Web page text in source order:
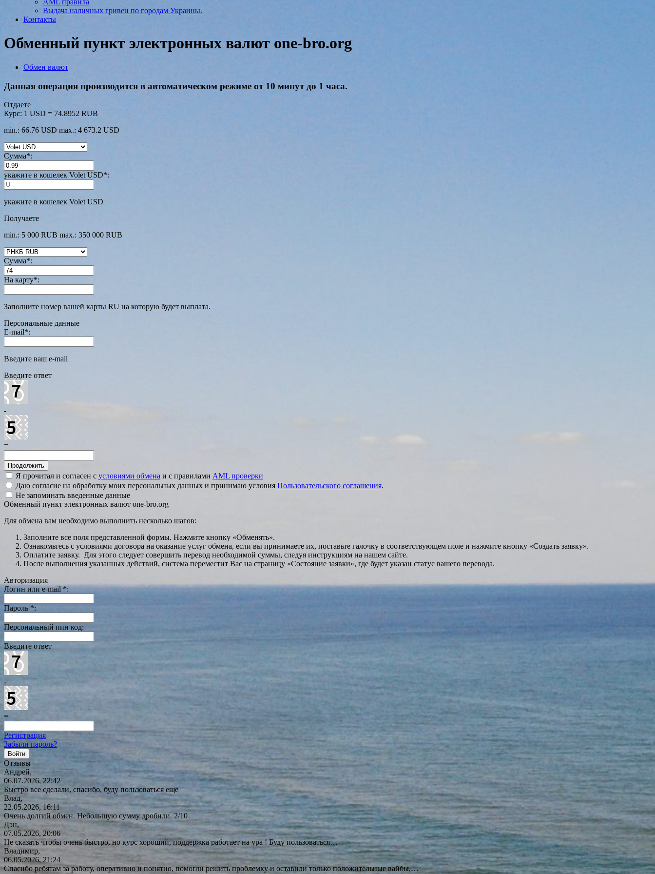
AML правила
Выдача наличных гривен по городам Украины.
Контакты
Обменный пункт электронных валют one-bro.org
Обмен валют
Данная операция производится в автоматическом режиме от 10 минут до 1 часа.
Отдаете
Курс: 1 USD = 74.8952 RUB
min.: 66.76 USD max.: 4 673.2 USD
Сумма*:
укажите в кошелек Volet USD*:
укажите в кошелек Volet USD
Получаете
min.: 5 000 RUB max.: 350 000 RUB
Сумма*:
На карту*:
Заполните номер вашей карты RU на которую будет выплата.
Персональные данные
E-mail*:
Введите ваш e-mail
Введите ответ
-
=
Я прочитал и согласен с условиями обмена и с правилами AML проверки
Даю согласие на обработку моих персональных данных и принимаю условия Пользовательского соглашения.
Не запоминать введенные данные
Обменный пункт электронных валют one-bro.org
Для обмена вам необходимо выполнить несколько шагов:
Заполните все поля представленной формы. Нажмите кнопку «Обменять».
Ознакомьтесь с условиями договора на оказание услуг обмена, если вы принимаете их, поставьте галочку в соответствующем поле и нажмите кнопку «Создать заявку».
Оплатите заявку. Для этого следует совершить перевод необходимой суммы, следуя инструкциям на нашем сайте.
После выполнения указанных действий, система переместит Вас на страницу «Состояние заявки», где будет указан статус вашего перевода.
Авторизация
Логин или e-mail*:
Пароль *:
Персональный пин код:
Введите ответ
-
=
Регистрация
Забыли пароль?
Отзывы
Андрей,
06.07.2026, 22:42
Быстро все сделали, спасибо, буду пользоваться еще
Влад,
22.05.2026, 16:11
Очень долгий обмен. Небольшую сумму дробили. 2/10
Дэн,
07.05.2026, 20:06
Не сказать чтобы очень быстро, но курс хороший, поддержка работает на ура ! Буду пользоваться…
Владимир,
06.05.2026, 21:24
Спасибо ребятам за работу, оперативно и понятно, помогли решить проблемку и оставили только положительные вайбы,…